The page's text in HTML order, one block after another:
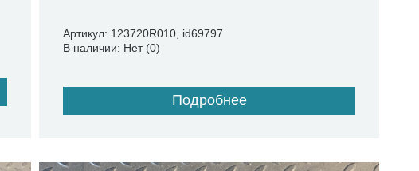
Артикул: 123720R010, id69797
В наличии: Нет (0)
Подробнее